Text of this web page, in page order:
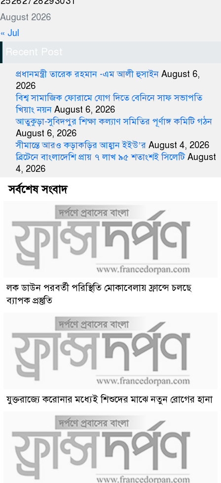
August 2026
« Jul
Recent Post
প্রধানমন্ত্রী তারেক রহমান -এম আলী হুসাইন August 6,
2026
বিশ্ব সামাজিক ফোরামে যোগ দিতে বেনিনে সাফ সভাপতি
খিয়াং নয়ন August 6, 2026
আতুকুড়া-সুবিদপুর শিক্ষা কল্যাণ সমিতির পূর্ণাঙ্গ কমিটি গঠন
August 6, 2026
সীমান্তে আরও কড়াকড়ির আহ্বান ইইউ’র August 4, 2026
ব্রিটেনে বাংলাদেশি প্রায় ৭ লাখ ৯৫ শতাংশই সিলেটি August
4, 2026
সর্বশেষ সংবাদ
লক ডাউন পরবর্তী পরিস্থিতি মোকাবেলায় ফ্রান্সে চলছে
ব্যাপক প্রস্তুতি
যুক্তরাজ্যে করোনার মধ্যেই শিশুদের মাঝে নতুন রোগের হানা